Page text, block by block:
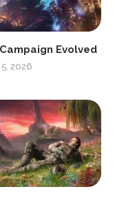
Evolved
2026